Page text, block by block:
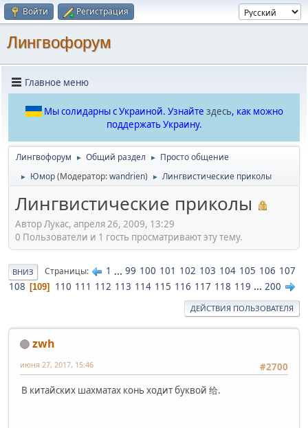
Войти Регистрация
Лингвофорум
Главное меню
Мы солидарны с Украиной. Узнайте здесь, как можно
поддержать Украину.
Лингвофорум ► Общий раздел ► Просто общение
► Юмор(Модератор:wandrien) ► Лингвистические приколы
Лингвистические приколы
Автор Лукас, апреля 26, 2009, 13:29
0 Пользователи и 1 гость просматривают эту тему.
ВНИЗ Страницы 1 ... 99 100 101 102 103 104 105 106 107
108
109 110 111 112 113 114 115 116 117 118 119 ... 200
ДЕЙСТВИЯ ПОЛЬЗОВАТЕЛЯ
zwh
#2700
июня 27, 2017, 15:46
В китайских шахматах конь ходит буквой 给.